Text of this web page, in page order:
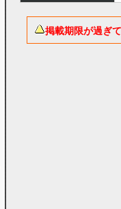
掲載期限が過ぎ